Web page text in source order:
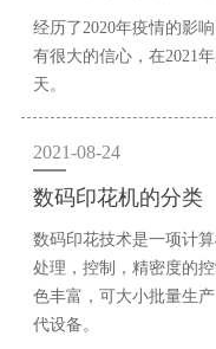
经历了2020年疫情的影
有很大的信心，在2021
天。
2021-08-24
数码印花机的分类
数码印花技术是一项计
处理，控制，精密度的
色丰富，可大小批量生
代设备。